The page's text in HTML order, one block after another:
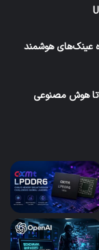
تمدید شد: آینده عینک‌های هوشمند